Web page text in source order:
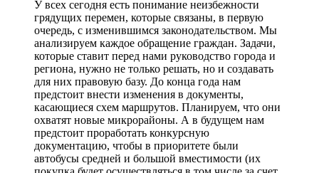
У всех сегодня есть понимание неизбежности
грядущих перемен, которые связаны, в первую
очередь, с изменившимся законодательством. Мы
анализируем каждое обращение граждан. Задачи,
которые ставит перед нами руководство города и
региона, нужно не только решать, но и создавать
для них правовую базу. До конца года нам
предстоит внести изменения в документы,
касающиеся схем маршрутов. Планируем, что они
охватят новые микрорайоны. А в будущем нам
предстоит проработать конкурсную
документацию, чтобы в приоритете были
автобусы средней и большой вместимости (их